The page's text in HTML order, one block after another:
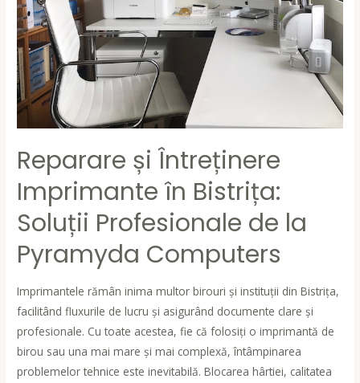
Reparare și Întreținere
Imprimante în Bistrița:
Soluții Profesionale de la
Pyramyda Computers
Imprimantele rămân inima multor birouri și instituții din Bistrița,
facilitând fluxurile de lucru și asigurând documente clare și
profesionale. Cu toate acestea, fie că folosiți o imprimantă de
birou sau una mai mare și mai complexă, întâmpinarea
problemelor tehnice este inevitabilă. Blocarea hârtiei, calitatea